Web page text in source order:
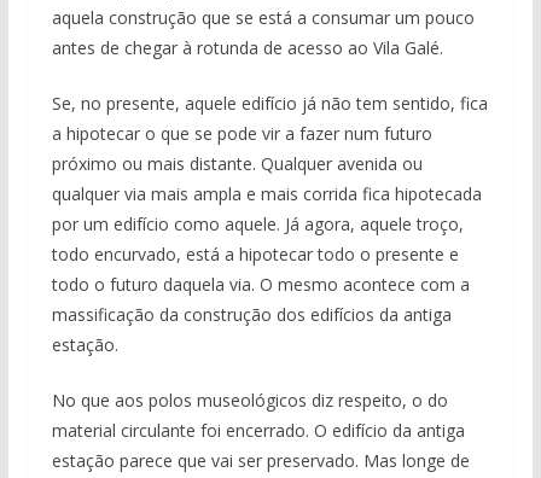
aquela construção que se está a consumar um pouco
antes de chegar à rotunda de acesso ao Vila Galé.
Se, no presente, aquele edifício já não tem sentido, fica
a hipotecar o que se pode vir a fazer num futuro
próximo ou mais distante. Qualquer avenida ou
qualquer via mais ampla e mais corrida fica hipotecada
por um edifício como aquele. Já agora, aquele troço,
todo encurvado, está a hipotecar todo o presente e
todo o futuro daquela via. O mesmo acontece com a
massificação da construção dos edifícios da antiga
estação.
No que aos polos museológicos diz respeito, o do
material circulante foi encerrado. O edifício da antiga
estação parece que vai ser preservado. Mas longe de